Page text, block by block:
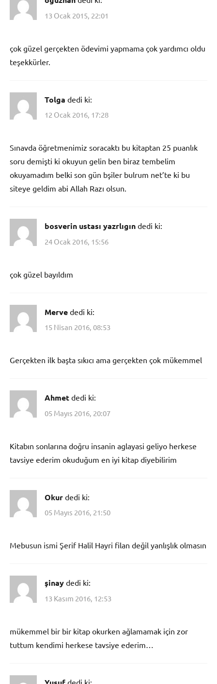
13 Ocak 2015, 22:01
çok güzel gerçekten ödevimi yapmama çok yardımcı oldu
teşekkürler.
Tolga dedi ki:
12 Ocak 2016, 17:28
Sınavda öğretmenimiz soracaktı bu kitaptan 25 puanlık
soru demişti ki okuyun gelin ben biraz tembelim
okuyamadım belki son gün bşiler bulrum net’te ki bu
siteye geldim abi Allah Razı olsun.
bosverin ustası yazrlıgın dedi ki:
24 Ocak 2016, 15:56
çok güzel bayıldım
Merve dedi ki:
15 Nisan 2016, 08:53
Gerçekten ilk başta sıkıcı ama gerçekten çok mükemmel
Ahmet dedi ki:
05 Mayıs 2016, 20:07
Kitabın sonlarına doğru insanin aglayasi geliyo herkese
tavsiye ederim okuduğum en iyi kitap diyebilirim
Okur dedi ki:
05 Mayıs 2016, 21:50
Mebusun ismi Şerif Halil Hayri filan değil yanlışlık olmasın
şinay dedi ki:
13 Kasım 2016, 12:53
mükemmel bir bir kitap okurken ağlamamak için zor
tuttum kendimi herkese tavsiye ederim…
dedi ki: